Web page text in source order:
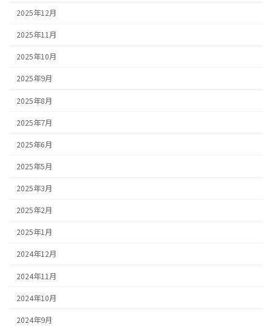
2025年12月
2025年11月
2025年10月
2025年9月
2025年8月
2025年7月
2025年6月
2025年5月
2025年3月
2025年2月
2025年1月
2024年12月
2024年11月
2024年10月
2024年9月